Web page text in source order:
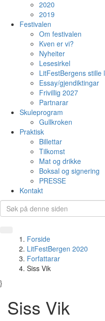
2020
2019
Festivalen
Om festivalen
Kven er vi?
Nyheiter
Lesesirkel
LitFestBergens stille
Essay/gjendiktingar
Frivillig 2027
Partnarar
Skuleprogram
Gullkroken
Praktisk
Billettar
Tilkomst
Mat og drikke
Boksal og signering
PRESSE
Kontakt
Forside
LitFestBergen 2020
Forfattarar
Siss Vik
}
Siss Vik